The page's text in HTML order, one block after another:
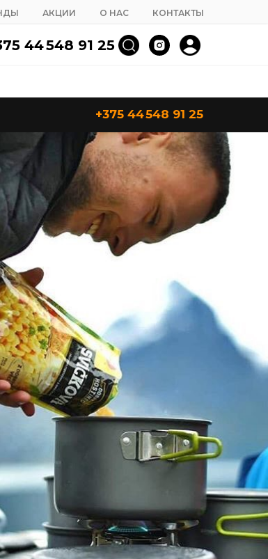
АКЦИИ О НАС КОНТАКТЫ
44 548 91 25
+375 44 548 91 25